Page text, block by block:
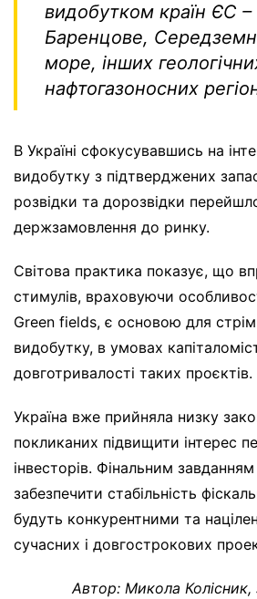
видобутком країн ЄС –
Баренцове,
море, інших
нафтогазоносних
В Україні сфокусувавшись на
видобутку з підтверджених
розвідки та дорозвідки
держзамовлення до ринку.
Світова практика показує, що
стимулів, враховуючи
Green fields, є основою для
видобутку, в умовах
довготривалості таких проєктів.
Україна вже прийняла низку
покликаних підвищити інтерес
інвесторів. Фінальним
забезпечити стабільність
будуть конкурентними та
сучасних і довгострокових
Автор: Микола Колісник,